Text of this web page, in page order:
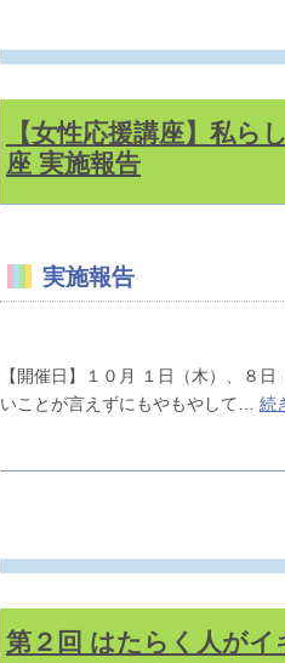
【女性応援講座】私
座 実施報告
実施報告
【開催日】１０月 １日（木）、８
いことが言えずにもやもやして… 続
第２回 はたらく人がイ